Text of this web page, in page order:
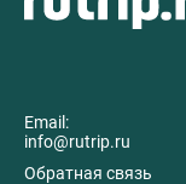
Email:
info@rutrip.ru
Обратная связь